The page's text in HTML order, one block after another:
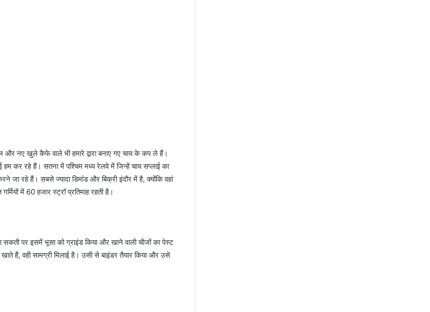
और नए खुले कैफे वाले भी हमारे द्वारा बनाए गए चाय के कप ले हैं।
हम कर रहे हैं। सतना में पश्चिम मध्य रेलवे में जिन्हें चाय सप्लाई का
रहे हैं। सबसे ज्यादा डिमांड और बिक्री इंदौर में है, क्योंकि वहां
में 60 हजार स्ट्रॉ प्रतिमाह रहती है।
पर इसमें भूसा को ग्राइंड किया और खाने वाली चीजों का पेस्ट
हैं, वही सामग्री मिलाई है। उसी से बाइंडर तैयार किया और उसे